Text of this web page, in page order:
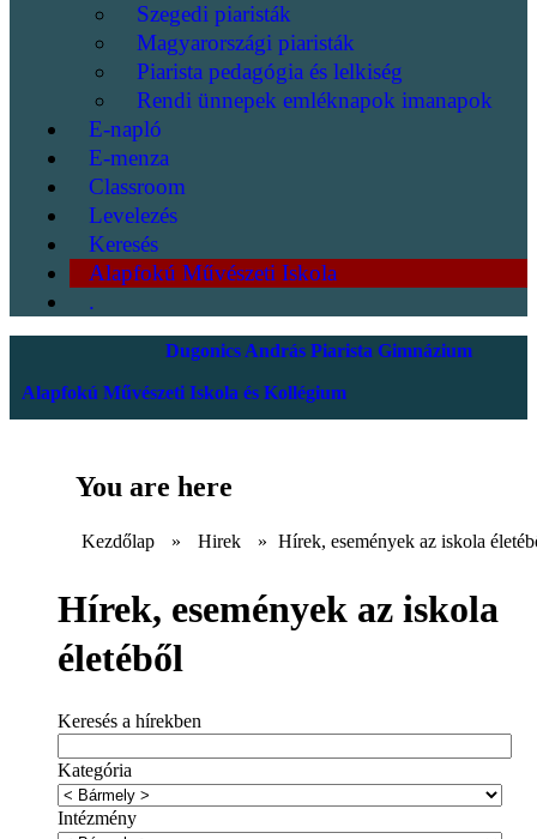
Szegedi piaristák
Magyarországi piaristák
Piarista pedagógia és lelkiség
Rendi ünnepek emléknapok imanapok
E-napló
E-menza
Classroom
Levelezés
Keresés
Alapfokú Művészeti Iskola
.
Dugonics András Piarista Gimnázium
Alapfokú Művészeti Iskola és Kollégium
You are here
Kezdőlap » Hirek » Hírek, események az iskola
Hírek, események az iskola
életéből
Keresés a hírekben
Kategória
Intézmény